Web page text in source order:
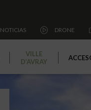
NOTICIAS DRONE
VILLE
D’AVRAY